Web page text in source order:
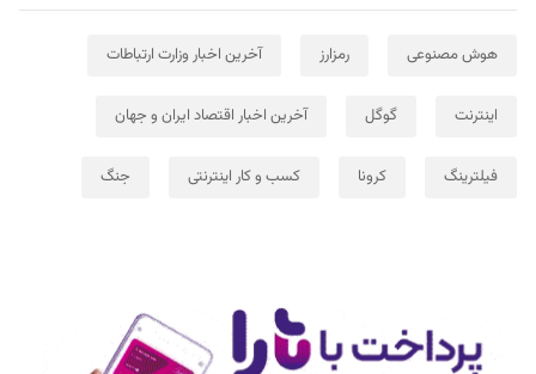
هوش مصنوعی رمزارز آخرین اخبار وزارت ارتباطات
اینترنت گوگل آخرین اخبار اقتصاد ایران و جهان
فیلترینگ کرونا کسب و کار اینترنتی جنگ